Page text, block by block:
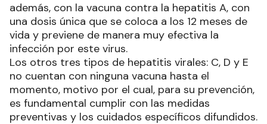
además, con la vacuna contra la hepatitis A, con
una dosis única que se coloca a los 12 meses de
vida y previene de manera muy efectiva la
infección por este virus.
Los otros tres tipos de hepatitis virales: C, D y E
no cuentan con ninguna vacuna hasta el
momento, motivo por el cual, para su prevención,
es fundamental cumplir con las medidas
preventivas y los cuidados específicos difundidos.